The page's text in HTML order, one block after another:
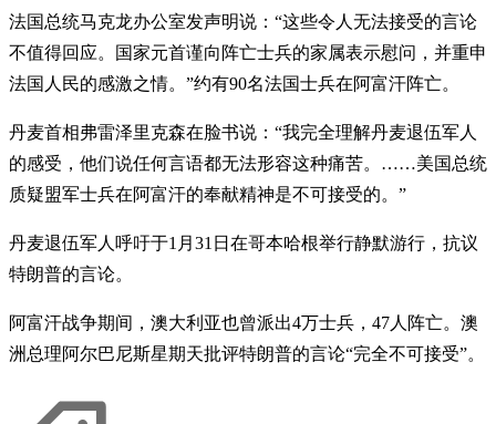
法国总统马克龙办公室发声明说：“这些令人无法接受的言论
不值得回应。国家元首谨向阵亡士兵的家属表示慰问，并重申
法国人民的感激之情。”约有90名法国士兵在阿富汗阵亡。
丹麦首相弗雷泽里克森在脸书说：“我完全理解丹麦退伍军人
的感受，他们说任何言语都无法形容这种痛苦。……美国总统
质疑盟军士兵在阿富汗的奉献精神是不可接受的。”
丹麦退伍军人呼吁于1月31日在哥本哈根举行静默游行，抗议
特朗普的言论。
阿富汗战争期间，澳大利亚也曾派出4万士兵，47人阵亡。澳
洲总理阿尔巴尼斯星期天批评特朗普的言论“完全不可接受”。